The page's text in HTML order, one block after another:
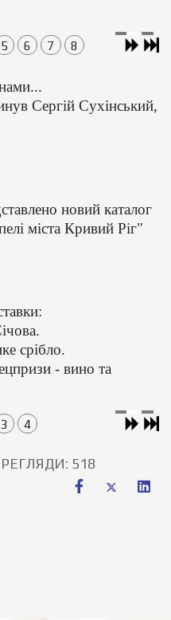
5 6 7 8
Сергій Сухінський,
новий каталог
міста Кривий Ріг"
срібло.
- вино та
3 4
518